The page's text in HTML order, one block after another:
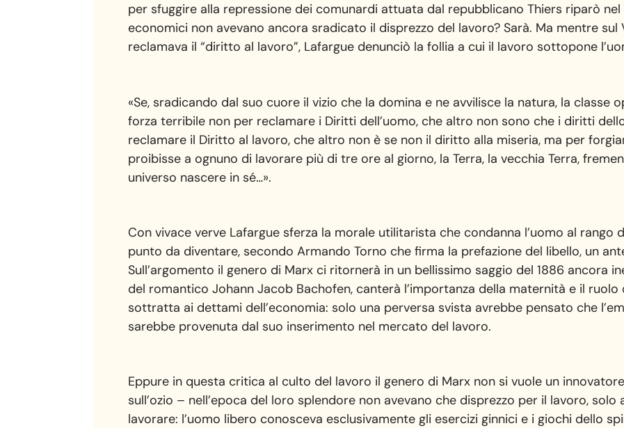
per sfuggire alla repressione dei comunardi attuata dal repubblicano Thiers riparò nel
economici non avevano ancora sradicato il disprezzo del lavoro? Sarà. Ma mentre sul
reclamava il “diritto al lavoro”, Lafargue denunciò la follia a cui il lavoro sottopone
«Se, sradicando dal suo cuore il vizio che la domina e ne avvilisce la natura, la classe
forza terribile non per reclamare i Diritti dell’uomo, che altro non sono che i diritti
reclamare il Diritto al lavoro, che altro non è se non il diritto alla miseria, ma per
proibisse a ognuno di lavorare più di tre ore al giorno, la Terra, la vecchia Terra,
universo nascere in sé…».
Con vivace verve Lafargue sferza la morale utilitarista che condanna l’uomo al rango
punto da diventare, secondo Armando Torno che firma la prefazione del libello, un
Sull’argomento il genero di Marx ci ritornerà in un bellissimo saggio del 1886 ancora
del romantico Johann Jacob Bachofen, canterà l’importanza della maternità e il
sottratta ai dettami dell’economia: solo una perversa svista avrebbe pensato che
sarebbe provenuta dal suo inserimento nel mercato del lavoro.
Eppure in questa critica al culto del lavoro il genero di Marx non si vuole un
sull’ozio – nell’epoca del loro splendore non avevano che disprezzo per il lavoro,
lavorare: l’uomo libero conosceva esclusivamente gli esercizi ginnici e i giochi dello